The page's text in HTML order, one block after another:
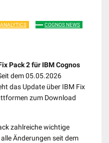
COGNOS NEWS
Pack 2 für IBM Cognos
dem 05.05.2026
das Update über IBM Fix
zum Download
zahlreiche wichtige
Änderungen seit dem